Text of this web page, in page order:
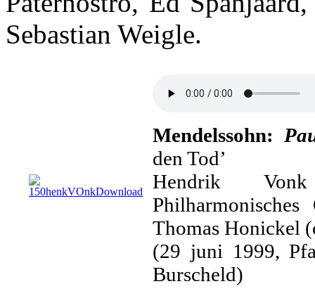
Sebastian Weigle.
Mendelssohn:
den Tod’
Hendrik
Thomas Honickel
(29 juni 1999,
Burscheld)